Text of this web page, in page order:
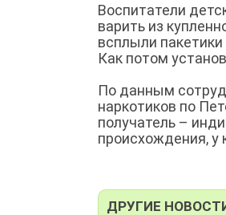
Воспитатели
варить из
всплыли
Как потом
По данным
наркотиков по
получатель –
происхождения, у
ДРУГИЕ